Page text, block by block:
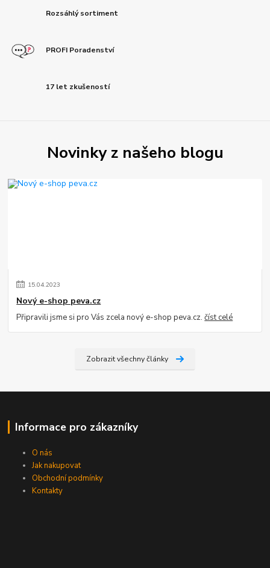
Rozsáhlý sortiment
PROFI Poradenství
17 let zkušeností
Novinky z našeho blogu
15.04.2023
Nový e-shop peva.cz
Připravili jsme si pro Vás zcela nový e-shop peva.cz.číst celé
Zobrazit všechny články
Informace pro zákazníky
O nás
Jak nakupovat
Obchodní podmínky
Kontakty